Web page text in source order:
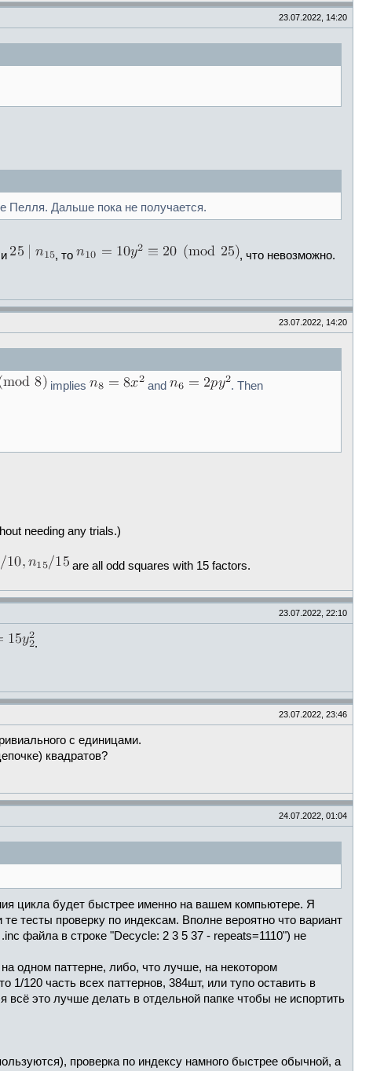
23.07.2022, 14:20
Пелля. Дальше пока не получается.
, то
, что невозможно.
23.07.2022, 14:20
implies and
. Then
needing any trials.)
are all odd squares with 15 factors.
23.07.2022, 22:10
.
23.07.2022, 23:46
с единицами.
квадратов?
24.07.2022, 01:04
цикла будет быстрее именно на вашем компьютере. Я
тесты проверку по индексам. Вполне вероятно что вариант
файла в строке "Decycle: 2 3 5 37 - repeats=1110") не
одном паттерне, либо, что лучше, на некотором
1/120 часть всех паттернов, 384шт, или тупо оставить в
это лучше делать в отдельной папке чтобы не испортить
проверка по индексу намного быстрее обычной, а